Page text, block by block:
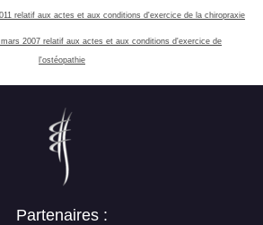
relatif aux actes et aux conditions d'exercice de la chiropraxie
2007 relatif aux actes et aux conditions d'exercice de
l'ostéopathie
Partenaires :